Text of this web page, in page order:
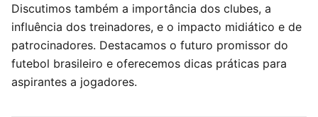
Discutimos também a importância dos clubes, a
influência dos treinadores, e o impacto midiático e de
patrocinadores. Destacamos o futuro promissor do
futebol brasileiro e oferecemos dicas práticas para
aspirantes a jogadores.